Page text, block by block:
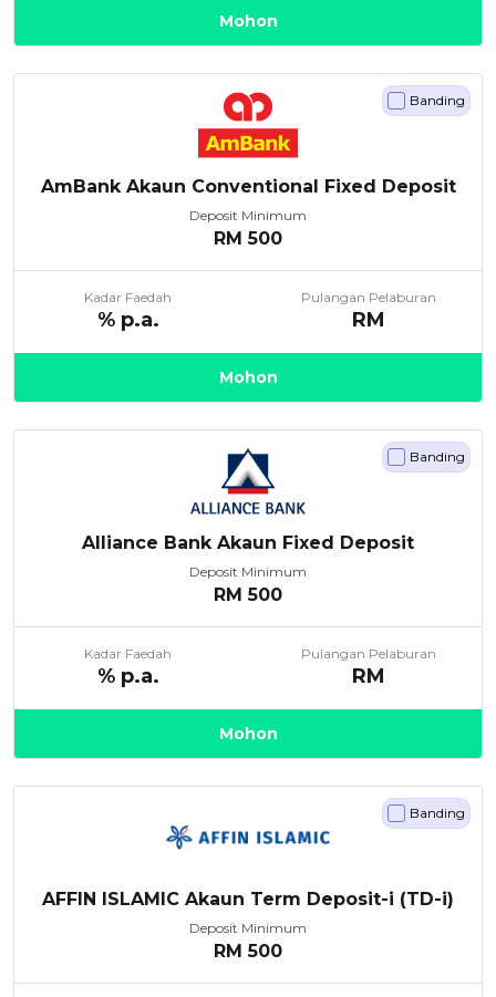
Mohon
AmBank Akaun Conventional Fixed Deposit
Deposit Minimum
RM 500
Kadar Faedah
% p.a.
Pulangan Pelaburan
RM
Banding
Mohon
Alliance Bank Akaun Fixed Deposit
Deposit Minimum
RM 500
Kadar Faedah
% p.a.
Pulangan Pelaburan
RM
Banding
Mohon
AFFIN ISLAMIC Akaun Term Deposit-i (TD-i)
Deposit Minimum
RM 500
Banding